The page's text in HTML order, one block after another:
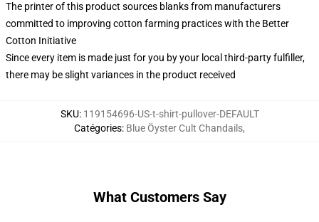
The printer of this product sources blanks from manufacturers
committed to improving cotton farming practices with the Better
Cotton Initiative
Since every item is made just for you by your local third-party fulfiller,
there may be slight variances in the product received
SKU: 119154696-US-t-shirt-pullover-DEFAULT
Catégories: Blue Öyster Cult Chandails,
What Customers Say